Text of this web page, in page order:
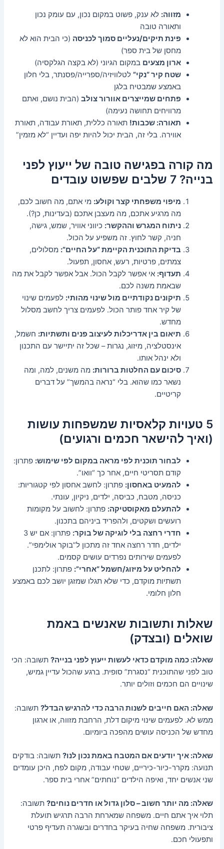
מזווה: לא ענק, פשוט במקום נכון, עם עומק נכון
ותאורה טובה
פינת תיקים/נעליים סמוך לכניסה (כי הבית הוא לא
מחסן של בית ספר)
ארון מצעים במקום הגיוני (לא בקצה הגלקסיה)
שטח קיר “נקי” לטלוויזיה/ספרייה/פסנתר, בלי חלון
באמצע שמבטיח בלגן
פתחים שמייצרים אוורור צולב (הבית נושם, ואתם
מרוויחים תחושה נעימה)
תאורה: שכבות! תאורה כללית, תאורת עבודה, תאורת
אווירה. בלי זה, הבית יכול להיות יפה ועדיין “לא מזמין”
מה קורה בפגישה טובה של ייעוץ לפני
בנייה? 7 שלבים שפשוט עובדים
מיפוי משפחתי קצר וקולע: מי אתם, מה חשוב לכם,
מה מרגיע אתכם, מה מעצבן אתכם (בעדינות, כן?).
ניתוח המגרש וההקשר: כיווני אוויר, שמש, גישה,
חניה, קשר לחוץ. זה משפיע על הכול.
בדיקת התוכנית הקיימת “על החיים”: מסלולים,
צמתים, פרטיות, רעש, אחסון, תפעול.
תעדוף: אי אפשר לקבל הכול. אבל אפשר לקבל את מה
שבאמת משנה לכם.
תיקונים נקודתיים מול שינוי מהותי: לפעמים שינוי
של קיר אחד פותר הכול. לפעמים צריך לחשב מסלול
מחדש.
תיאום בין אדריכלות לעיצוב פנים ותשתיות: חשמל,
אינסטלציה, מיזוג, נגרות – שכל זה יתיישר עם התכנון
ולא ינהל אותו.
סיכום עם החלטות ברורות: מה משנים, למה, ומה
נשאר כמו שהוא. בלי “נראה בהמשך” על דברים
קריטיים.
5 טעויות קלאסיות שמשפחות עושות
(ואיך להישאר חכמים ורגועים)
לבחור תוכנית לפי מראה במקום לפי שימוש: פתרון:
קודם תסריטי חיים, אחר כך “וואו”.
להמעיט באחסון: פתרון: לחשב אחסון לפי קטגוריות:
כניסה, מטבח, כביסה, ילדים, ניקיון, עונתי.
להתעלם מאקוסטיקה: פתרון: לחשוב על מקומות
רועשים ושקטים, ולהפריד ביניהם בתכנון.
חדרי רחצה בלי לוגיקה של בוקר:
פתרון: אם יש 3
ילדים, חדר רחצה אחד זה מתכון ל”בוקר אולימפי”.
לפעמים שירותים נפרדים עושים קסמים.
להחליט על מיזוג/חשמל “אחרי”: פתרון: לתכנן
תשתיות מוקדם, כדי שלא תגלו שמזגן יושב לכם באמצע
חלון חלומי.
שאלות ותשובות שאנשים באמת
שואלים (ובצדק)
שאלה: כמה מוקדם כדאי לעשות ייעוץ לפני בנייה? תשובה: הכי
טוב לפני שהתוכנית “נסגרת” סופית. ברגע שהכול עדיין גמיש,
שינויים הם חכמים וזולים יותר.
שאלה: האם חייבים לשנות הרבה כדי להרגיש הבדל? תשובה:
ממש לא. לפעמים שינוי מיקום דלת, הרחבת מזווה, או ארגון
מחדש של הכניסה עושים מהפכה ביומיום.
שאלה: איך יודעים אם המטבח באמת נכון לנו? תשובה: בודקים
תנועה: מקרר-כיור-כיריים, שטחי עבודה, מקום לפח, היכן עומדים
שני אנשים יחד, ואיפה הילדים “נוחתים” אחרי בית ספר.
שאלה: מה יותר חשוב – סלון גדול או חדרים נוחים? תשובה:
תלוי איך אתם חיים. משפחה שמארחת הרבה תרגיש תועלת
ציבורית. משפחה שחיה בעיקר בחדרים ובשגרה תעדיף פרטי
ותפעולי חכם.